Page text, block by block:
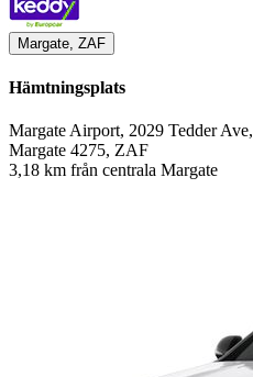
Margate, ZAF
Hämtningsplats
Margate Airport, 2029 Tedder Ave,
Margate 4275, ZAF
3,18 km från centrala Margate